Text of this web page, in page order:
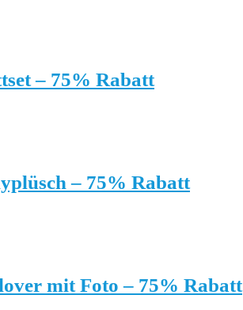
– 75% Rabatt
– 75% Rabatt
mit Foto – 75% Rabatt